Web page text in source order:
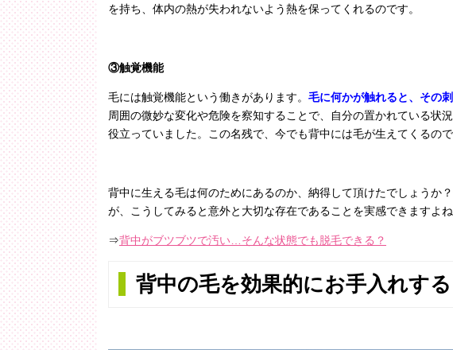
を持ち、体内の熱が失われないよう熱を保ってくれるのです。
③触覚機能
毛には触覚機能という働きがあります。 毛に何かが触れると、その
周囲の微妙な変化や危険を察知することで、自分の置かれている状
役立っていました。この名残で、今でも背中には毛が生えてくるので
背中に生える毛は何のためにあるのか、納得して頂けたでしょうか
が、こうしてみると意外と大切な存在であることを実感できますよね
⇒背中がブツブツで汚い…そんな状態でも脱毛できる？
背中の毛を効果的にお手入れす